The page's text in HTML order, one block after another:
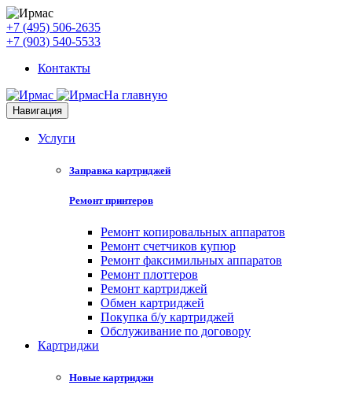
+7 (495) 506-2635
+7 (903) 540-5533
Контакты
На главную
Навигация
Услуги
Заправка картриджей
Ремонт принтеров
Ремонт копировальных аппаратов
Ремонт счетчиков купюр
Ремонт факсимильных аппаратов
Ремонт плоттеров
Ремонт картриджей
Обмен картриджей
Покупка б/у картриджей
Обслуживание по договору
Картриджи
Новые картриджи